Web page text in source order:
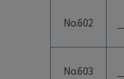
No.602
No.603